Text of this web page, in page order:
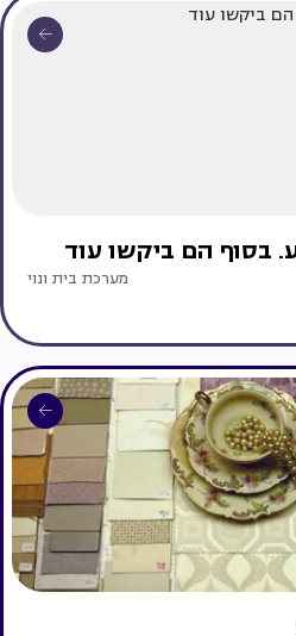
בסוף הם ביקשו עוד
מערכת בית ונוי